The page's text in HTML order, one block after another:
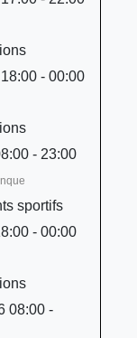
- 00:00
- 23:00
sportifs
- 00:00
08:00 -